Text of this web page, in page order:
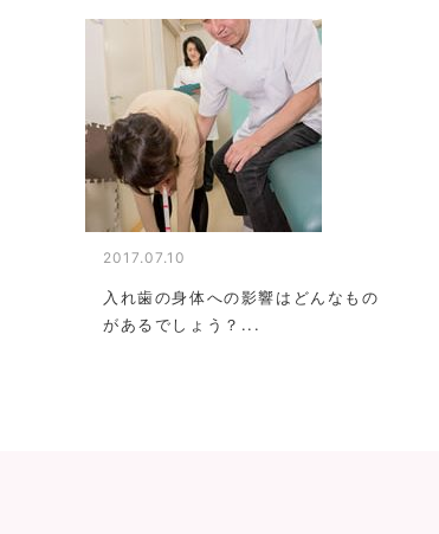
2017.07.10
入れ歯の身体への影響はどんなもの
があるでしょう？...